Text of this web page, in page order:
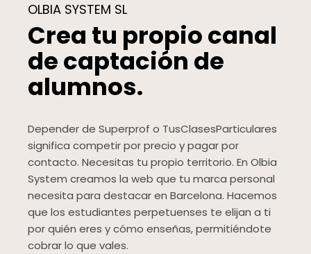
OLBIA SYSTEM SL
Crea tu propio canal
de captación de
alumnos.
Depender de Superprof o TusClasesParticulares
significa competir por precio y pagar por
contacto. Necesitas tu propio territorio. En Olbia
System creamos la web que tu marca personal
necesita para destacar en Barcelona. Hacemos
que los estudiantes perpetuenses te elijan a ti
por quién eres y cómo enseñas, permitiéndote
cobrar lo que vales.